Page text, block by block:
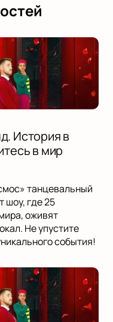
История в
в мир
танцевальный
шоу, где 25
оживят
Не упустите
события!